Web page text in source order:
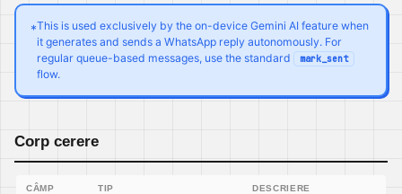
*This is used exclusively by the on-device Gemini AI feature when
it generates and sends a WhatsApp reply autonomously. For
regular queue-based messages, use the standard
mark_sent
flow.
Corp cerere
CÂMP TIP DESCRIERE